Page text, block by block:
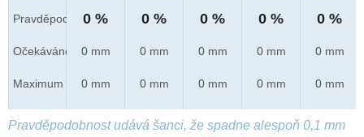
Pravděpod.
Očekáváno
Maximum
0 %
0 mm
0 mm
0 %
0 mm
0 mm
0 %
0 mm
0 mm
0 %
0 mm
0 mm
0 %
0 mm
0 mm
Pravděpodobnost udává šanci, že spadne alespoň 0,1 mm